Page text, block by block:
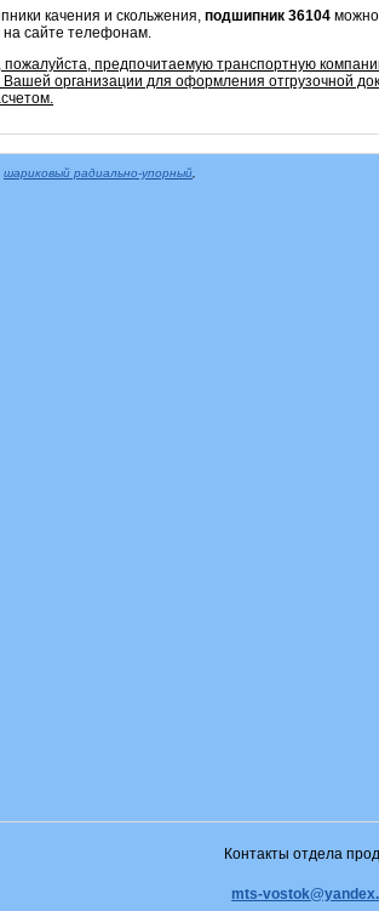
качения и скольжения, подшипник 36104 можно
на сайте телефонам.
пожалуйста, предпочитаемую транспортную
организации для оформления отгрузочной
шариковый радиально-упорный
Контакты отдела
mts-